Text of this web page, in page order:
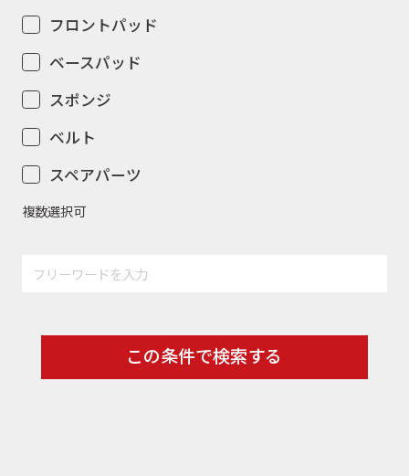
フロントパッド
ベースパッド
スポンジ
ベルト
スペアパーツ
複数選択可
この条件で検索する